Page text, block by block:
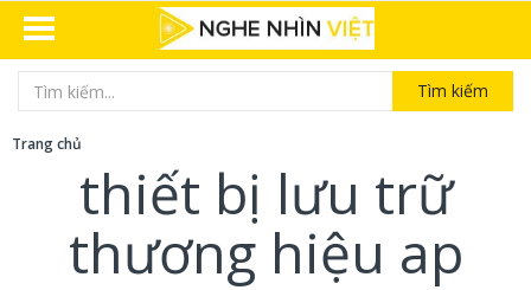
Tìm kiếm
Trang chủ
thiết bị lưu trữ
thương hiệu ap